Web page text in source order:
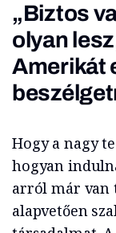
„Biztos
olyan
Amerikát
Hogy a nagy
hogyan
arról már van
alapvetően